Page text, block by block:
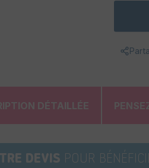
DÉTAILLÉE
DEVIS POUR